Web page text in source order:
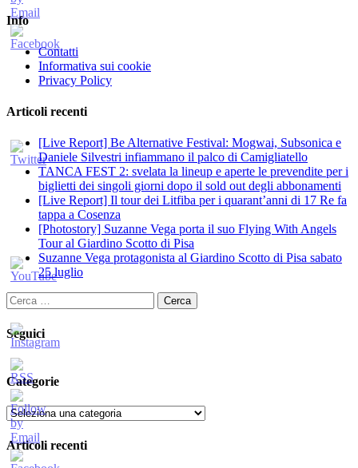
Info
Contatti
Informativa sui cookie
Privacy Policy
Articoli recenti
[Live Report] Be Alternative Festival: Mogwai, Subsonica e
Daniele Silvestri infiammano il palco di Camigliatello
TANCA FEST 2: svelata la lineup e aperte le prevendite per i
biglietti dei singoli giorni dopo il sold out degli abbonamenti
[Live Report] Il tour dei Litfiba per i quarant’anni di 17 Re fa
tappa a Cosenza
[Photostory] Suzanne Vega porta il suo Flying With Angels
Tour al Giardino Scotto di Pisa
Suzanne Vega protagonista al Giardino Scotto di Pisa sabato
25 luglio
Ricerca
per:
Seguici
Categorie
Categorie
Articoli recenti